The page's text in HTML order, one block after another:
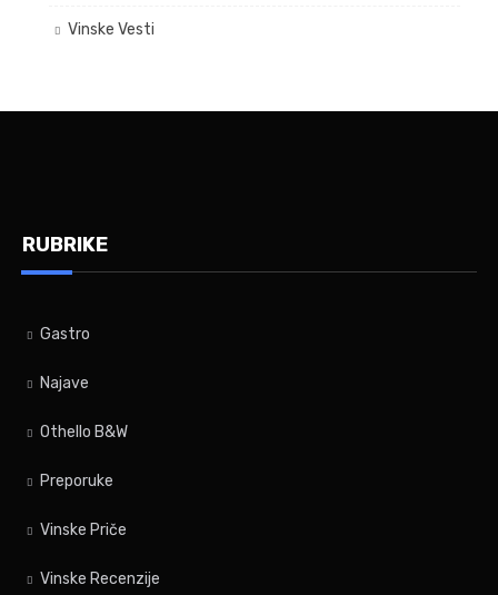
Vinske Vesti
RUBRIKE
Gastro
Najave
Othello B&W
Preporuke
Vinske Priče
Vinske Recenzije